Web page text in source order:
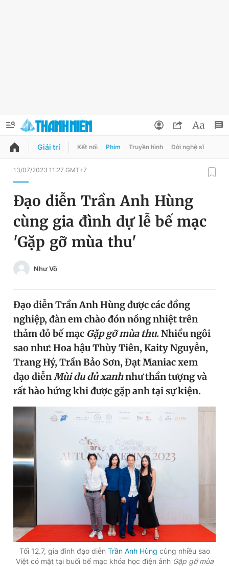
QUẢNG CÁO
Chuyên mục
Chuyên mục khác
Chào ngày mới
Tin thị trường
Video Magazine
Sản phẩm khác
Tiện ích Bạn cần biết
Thông tin tòa soạn Liên hệ quảng cáo
Đọc Thanh Niên trên điện thoại
Theo dõi báo trên
Đổi mật khẩu
Tin đã lưu
Tin đã xem
Giải trí Kết nối Phim Truyền hình Đời nghệ sĩ
13/07/2023 11:27 GMT+7
Đạo diễn Trần Anh Hùng
cùng gia đình dự lễ bế mạc
'Gặp gỡ mùa thu'
Như Võ
Đạo diễn Trần Anh Hùng được các đồng
nghiệp, đàn em chào đón nồng nhiệt trên
thảm đỏ bế mạc Gặp gỡ mùa thu.Nhiều ngôi
sao như: Hoa hậu Thùy Tiên, Kaity Nguyễn,
Trang Hý, Trần Bảo Sơn, Đạt Maniac xem
đạo diễnMùi đu đủ xanhnhư thần tượng và
rất hào hứng khi được gặp anh tại sự kiện.
Tối 12.7, gia đình đạo diễn Trần Anh Hùng cùng nhiều sao
Việt có mặt tại buổi bế mạc khóa học điện ảnh Gặp gỡ mùa